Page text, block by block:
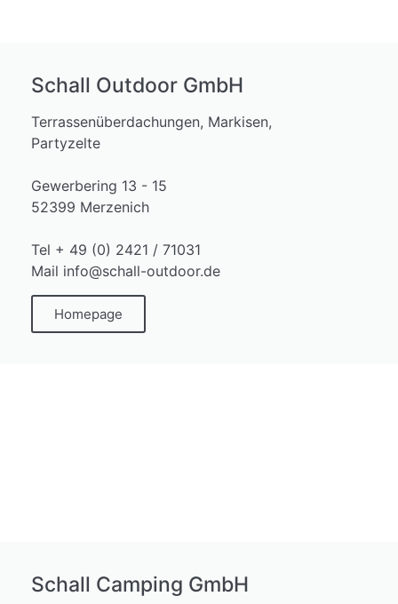
Schall Outdoor GmbH
Terrassenüberdachungen, Markisen,
Partyzelte
Gewerbering 13 - 15
52399 Merzenich
Tel + 49 (0) 2421 / 71031
Mail info@schall-outdoor.de
Homepage
Schall Camping GmbH